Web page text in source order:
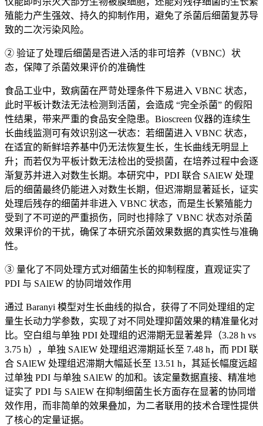
殖能力产生强效、持久的抑制作用，避免了杀菌后细菌复苏导
致的二次污染风险。
② 验证了处理后细菌是否进入活的非可培养（VBNC）状
态，保障了杀菌效果评价的准确性
食品工业中，致病菌在严苛处理条件下易进入 VBNC 状态，
此时平板计数法无法检测到活菌，会造成 “完全杀菌” 的假阳
性结果，带来严重的食品安全隐患。Bioscreen 仪器的连续生
长曲线监测可有效识别这一状态：若细菌进入 VBNC 状态，
在适宜的新鲜培养基中仍无法恢复生长，生长曲线无明显上
升；而若仅为平板计数无法检出的受损菌，在培养过程中会逐
渐复苏并进入对数生长期。本研究中，PDI 联合 SAlEW 处理
后的细菌最终仍能进入对数生长期，但迟滞期显著延长，证实
处理后残存的细菌并非进入 VBNC 状态，而是生长繁殖能力
受到了不可逆的严重损伤，同时也排除了 VBNC 状态对杀菌
效果评价的干扰，确保了本研究杀菌效果数据的真实性与准确
性。
③ 量化了不同处理方式对细菌生长的抑制程度，直观证实了
PDI 与 SAlEW 的协同增效作用
通过 Baranyi 模型对生长曲线的拟合，获得了不同处理组的定
量生长动力学参数，实现了对不同处理抑菌效果的精准量化对
比。空白组与单独 PDI 处理组的迟滞期无显著差异（3.28 h vs
3.75 h），单独 SAlEW 处理组迟滞期延长至 7.48 h，而 PDI 联
合 SAlEW 处理组迟滞期大幅延长至 13.51 h，其延长幅度远超
过单独 PDI 与单独 SAlEW 的加和。该定量数据直接、精准地
证实了 PDI 与 SAlEW 在抑制细菌生长方面存在显著的协同增
效作用，而非简单的效果叠加，为二者联用的技术合理性提供
了核心的定量证据。